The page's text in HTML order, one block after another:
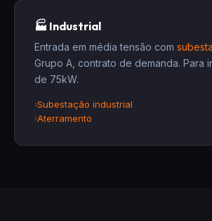
🏭 Industrial
Entrada em média tensão com
Grupo A, contrato de demanda. Para
de 75kW.
Subestação industrial
Aterramento